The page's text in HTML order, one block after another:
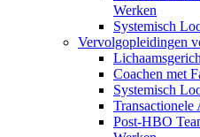
Werken
Systemisch
Vervolgopleidingen
Coachen met
Systemisch
Transactionele
Post-HBO